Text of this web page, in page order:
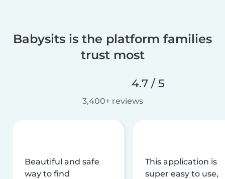
Babysits is the platform families
trust most
4.7 / 5
3,400+ reviews
Beautiful and safe
way to find
This application is
super easy to use,